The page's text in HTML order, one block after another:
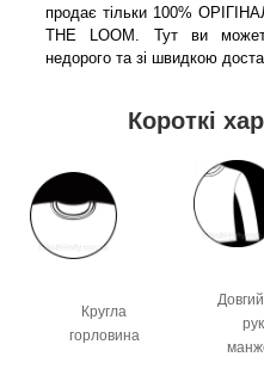
продає тільки 100%
THE LOOM. Тут ви
недорого та зі швидкою
Короткі
Кругла
горловина